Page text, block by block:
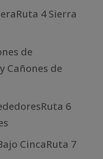
4 Sierra
de
Cañones de
6
CincaRuta 7